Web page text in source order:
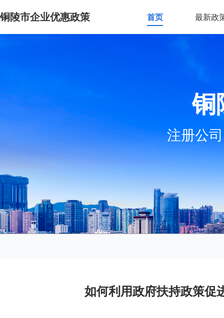
铜陵市企业优惠政策 首页 最新政
铜
注册公
如何利用政府扶持政策促